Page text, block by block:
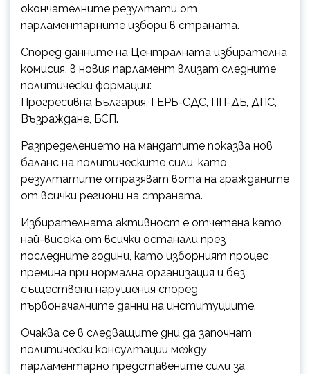
окончателните резултати от
парламентарните избори в страната.
Според данните на Централната избирателна
комисия, в новия парламент влизат следните
политически формации:
Прогресивна България, ГЕРБ-СДС, ПП-ДБ, ДПС,
Възраждане, БСП.
Разпределението на мандатите показва нов
баланс на политическите сили, като
резултатите отразяват вота на гражданите
от всички региони на страната.
Избирателната активност е отчетена като
най-висока от всички останали през
последните години, като изборният процес
премина при нормална организация и без
съществени нарушения според
първоначалните данни на институциите.
Очаква се в следващите дни да започнат
политически консултации между
парламентарно представените сили за